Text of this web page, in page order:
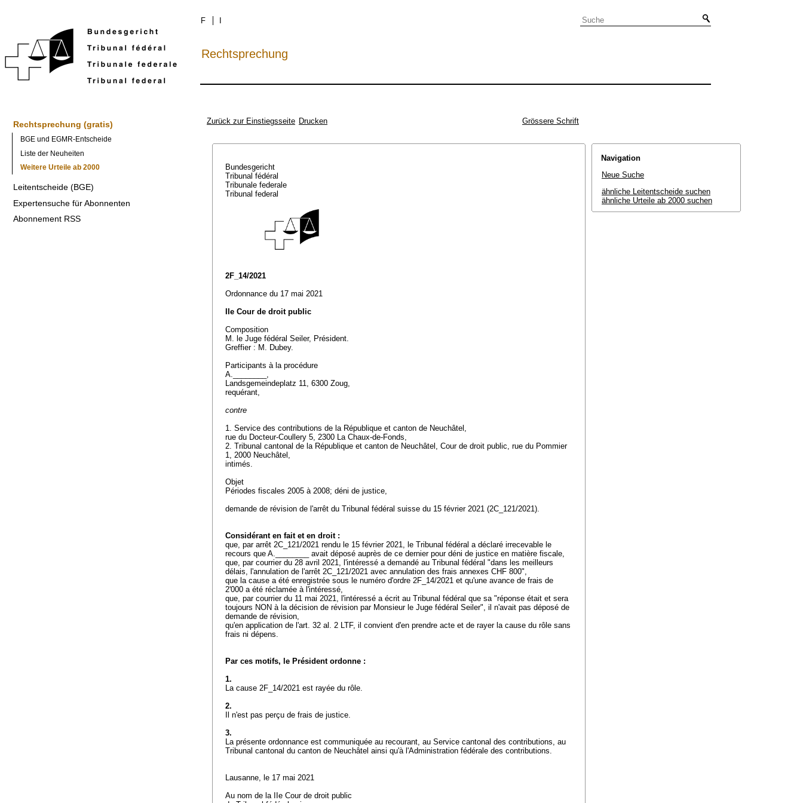
F
Rechtsprechung
Rechtsprechung (gratis)
BGE und EGMR-Entscheide
Liste der Neuheiten
Weitere Urteile ab 2000
Leitentscheide (BGE)
Expertensuche für Abonnenten
Abonnement RSS
Zurück zur Einstiegsseite Drucken Grössere Schrift
Bundesgericht
Tribunal fédéral
Tribunale federale
Tribunal federal
2F_14/2021
Ordonnance du 17 mai 2021
IIe Cour de droit public
Composition
M. le Juge fédéral Seiler, Président.
Greffier : M. Dubey.
Participants à la procédure
A.________,
Landsgemeindeplatz 11, 6300 Zoug,
requérant,
contre
1. Service des contributions de la République et canton de Neuchâtel,
rue du Docteur-Coullery 5, 2300 La Chaux-de-Fonds,
2. Tribunal cantonal de la République et canton de Neuchâtel, Cour de droit public, rue du Pommier
1, 2000 Neuchâtel,
intimés.
Objet
Périodes fiscales 2005 à 2008; déni de justice,
demande de révision de l'arrêt du Tribunal fédéral suisse du 15 février 2021 (2C_121/2021).
Considérant en fait et en droit :
que, par arrêt 2C_121/2021 rendu le 15 février 2021, le Tribunal fédéral a déclaré irrecevable le
recours que A.________ avait déposé auprès de ce dernier pour déni de justice en matière fiscale,
que, par courrier du 28 avril 2021, l'intéressé a demandé au Tribunal fédéral "dans les meilleurs
délais, l'annulation de l'arrêt 2C_121/2021 avec annulation des frais annexes CHF 800",
que la cause a été enregistrée sous le numéro d'ordre 2F_14/2021 et qu'une avance de frais de
2'000 a été réclamée à l'intéressé,
que, par courrier du 11 mai 2021, l'intéressé a écrit au Tribunal fédéral que sa "réponse était et sera
toujours NON à la décision de révision par Monsieur le Juge fédéral Seiler", il n'avait pas déposé de
demande de révision,
qu'en application de l'art. 32 al. 2 LTF, il convient d'en prendre acte et de rayer la cause du rôle sans
frais ni dépens.
Par ces motifs, le Président ordonne :
1.
La cause 2F_14/2021 est rayée du rôle.
2.
Il n'est pas perçu de frais de justice.
3.
La présente ordonnance est communiquée au recourant, au Service cantonal des contributions, au
Tribunal cantonal du canton de Neuchâtel ainsi qu'à l'Administration fédérale des contributions.
Lausanne, le 17 mai 2021
Au nom de la IIe Cour de droit public
Navigation
Neue Suche
ähnliche Leitentscheide suchen
ähnliche Urteile ab 2000 suchen